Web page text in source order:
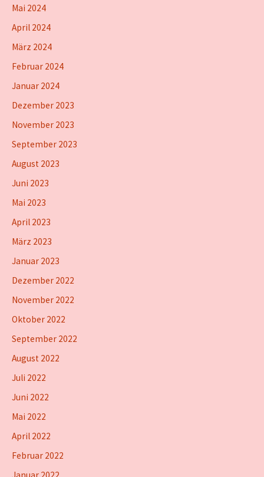
Mai 2024
April 2024
März 2024
Februar 2024
Januar 2024
Dezember 2023
November 2023
September 2023
August 2023
Juni 2023
Mai 2023
April 2023
März 2023
Januar 2023
Dezember 2022
November 2022
Oktober 2022
September 2022
August 2022
Juli 2022
Juni 2022
Mai 2022
April 2022
Februar 2022